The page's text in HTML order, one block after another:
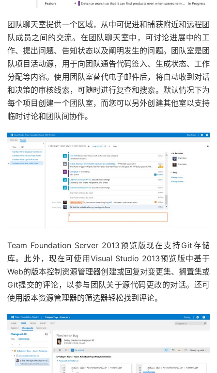
团队聊天室提供一个区域，从中可促进和捕获附近和远程团
队成员之间的交流。在团队聊天室中，可讨论进展中的工
作、提出问题、告知状态以及阐明发生的问题。团队室是团
队项目活动源，用于向团队通告代码签入、生成状态、工作
分配等内容。使用团队室替代电子邮件后，将自动收到对话
和决策的审核线索，可随时进行复查和搜索。默认情况下为
每个项目创建一个团队室，而您可以另外创建其他室以支持
临时讨论和团队间协作。
Team Foundation Server 2013预览版现在支持Git存储
库。此外，现在可使用Visual Studio 2013预览版中基于
Web的版本控制资源管理器创建或回复对变更集、搁置集或
Git提交的评论，以参与团队关于源代码更改的对话。还可
使用版本资源管理器的筛选器轻松找到评论。